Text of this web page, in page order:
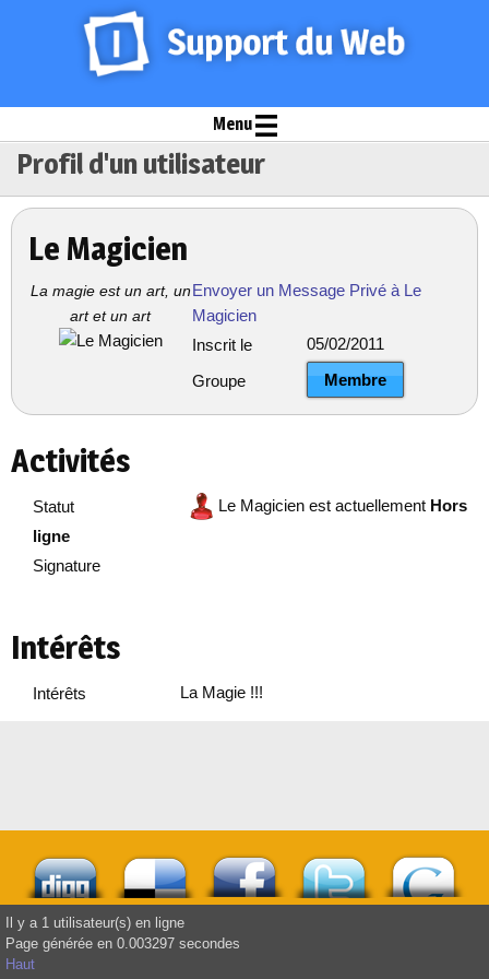
Menu
Profil d'un utilisateur
Le Magicien
La magie est un art, un
art et un art
Envoyer un Message Privé à Le
Magicien
Inscrit le
05/02/2011
Groupe Membre
Activités
Statut Le Magicien est actuellement Hors
ligne
Signature
Intérêts
Intérêts La Magie !!!
Il y a 1 utilisateur(s) en ligne
Page générée en 0.003297 secondes
Haut